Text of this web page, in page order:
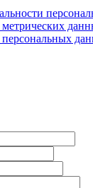
метрических
персональных